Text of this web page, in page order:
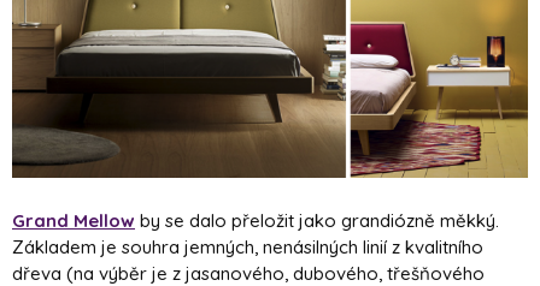
Grand Mellow by se dalo přeložit jako grandiózně měkký.
Základem je souhra jemných, nenásilných linií z kvalitního
dřeva (na výběr je z jasanového, dubového, třešňového